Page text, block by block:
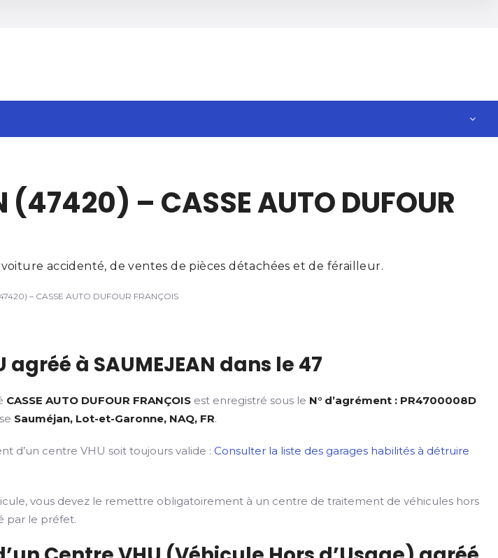
– CASSE AUTO DUFOUR
accidenté, de ventes de pièces détachées et de férailleur.
– CASSE AUTO DUFOUR FRANÇOIS
agréé à SAUMEJEAN dans le 47
CASSE AUTO DUFOUR FRANÇOIS est enregistré sous le N° d’agrément : PR4700008D
Sauméjan, Lot-et-Garonne, NAQ, FR.
d’un centre VHU soit toujours valide : Consulter la liste des garages habilités à détruire
vous devez le remettre obligatoirement à un centre de traitement de véhicules hors
par le préfet.